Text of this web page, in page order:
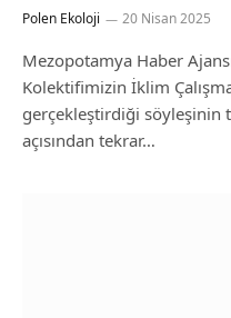
Polen Ekoloji 20 Nisan 2025
Mezopotamya Haber
Kolektifimizin İklim
gerçekleştirdiği söyleşinin
açısından tekrar…